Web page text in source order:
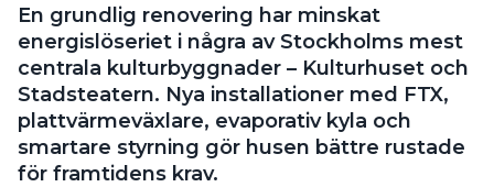
En grundlig renovering har minskat
energislöseriet i några av Stockholms mest
centrala kulturbyggnader – Kulturhuset och
Stadsteatern. Nya installationer med FTX,
plattvärmeväxlare, evaporativ kyla och
smartare styrning gör husen bättre rustade
för framtidens krav.